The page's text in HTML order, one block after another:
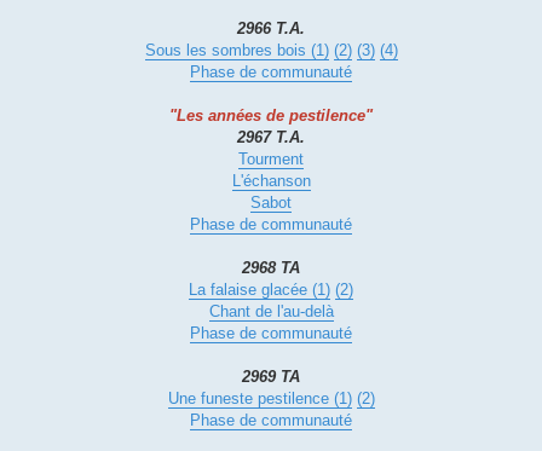
2966 T.A.
Sous les sombres bois (1) (2) (3) (4)
Phase de communauté
"Les années de pestilence"
2967 T.A.
Tourment
L'échanson
Sabot
Phase de communauté
2968 TA
La falaise glacée (1) (2)
Chant de l'au-delà
Phase de communauté
2969 TA
Une funeste pestilence (1) (2)
Phase de communauté